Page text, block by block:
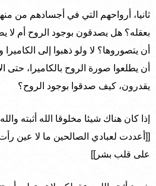
ثانيا، أرواحهم التي في أجسادهم من
بعقله؟ هل يصدقون بوجود الروح أم لا
أن يتصوروها؟ لا ولو ذهبوا إلى
أن يطلعوا صورة الروح بالكاميرا، حتى
يقدرون، كيف صدقوا بوجود الروح؟
إذا كان هناك شيئا مخلوقا الله أثبته
[[أعددت لعبادي الصالحين ما لا عين
على قلب بشر]]